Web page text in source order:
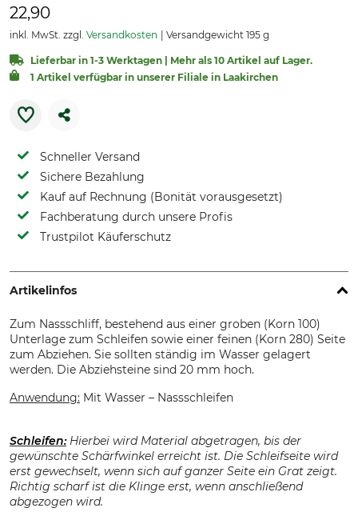
22,90
inkl. MwSt. zzgl. Versandkosten Versandgewicht 195 g
Lieferbar in 1-3 Werktagen | Mehr als 10 Artikel auf Lager.
1 Artikel verfügbar in unserer Filiale in Laakirchen
Schneller Versand
Sichere Bezahlung
Kauf auf Rechnung (Bonität vorausgesetzt)
Fachberatung durch unsere Profis
Trustpilot Käuferschutz
Artikelinfos
Zum Nassschliff, bestehend aus einer groben (Korn 100)
Unterlage zum Schleifen sowie einer feinen (Korn 280) Seite
zum Abziehen. Sie sollten ständig im Wasser gelagert
werden. Die Abziehsteine sind 20 mm hoch.
Anwendung: Mit Wasser – Nassschleifen
Schleifen:Hierbei wird Material abgetragen, bis der
gewünschte Schärfwinkel erreicht ist. Die Schleifseite wird
erst gewechselt, wenn sich auf ganzer Seite ein Grat zeigt.
Richtig scharf ist die Klinge erst, wenn anschließend
abgezogen wird.